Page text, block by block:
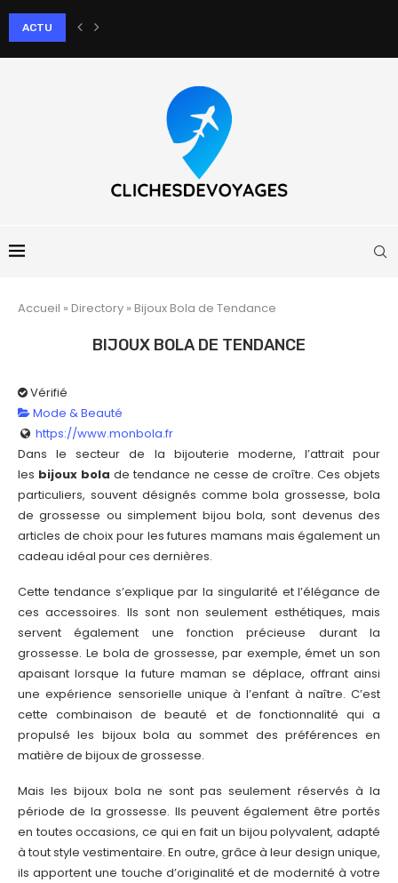
ACTU
Comment le massage aux pierres chaudes apaise-t-il les douleurs
Accueil » Directory » Bijoux Bola de Tendance
BIJOUX BOLA DE TENDANCE
Vérifié
Mode & Beauté
https://www.monbola.fr
Dans le secteur de la bijouterie moderne, l’attrait pour
les bijoux bola de tendance ne cesse de croître. Ces objets
particuliers, souvent désignés comme bola grossesse, bola
de grossesse ou simplement bijou bola, sont devenus des
articles de choix pour les futures mamans mais également un
cadeau idéal pour ces dernières.
Cette tendance s’explique par la singularité et l’élégance de
ces accessoires. Ils sont non seulement esthétiques, mais
servent également une fonction précieuse durant la
grossesse. Le bola de grossesse, par exemple, émet un son
apaisant lorsque la future maman se déplace, offrant ainsi
une expérience sensorielle unique à l’enfant à naître. C’est
cette combinaison de beauté et de fonctionnalité qui a
propulsé les bijoux bola au sommet des préférences en
matière de bijoux de grossesse.
Mais les bijoux bola ne sont pas seulement réservés à la
période de la grossesse. Ils peuvent également être portés
en toutes occasions, ce qui en fait un bijou polyvalent, adapté
à tout style vestimentaire. En outre, grâce à leur design unique,
ils apportent une touche d’originalité et de modernité à votre